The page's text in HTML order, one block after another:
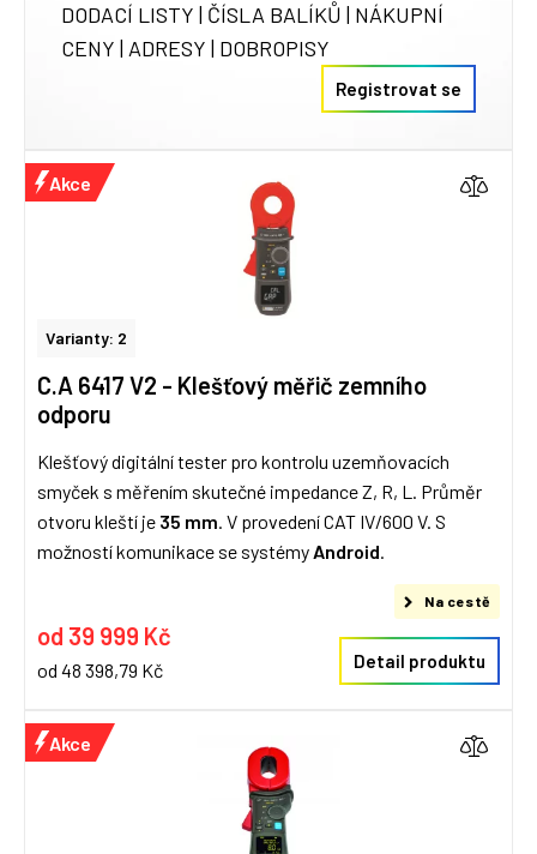
DODACÍ LISTY | ČÍSLA BALÍKŮ | NÁKUPNÍ
CENY | ADRESY | DOBROPISY
Registrovat se
Varianty: 2
C.A 6417 V2 - Klešťový měřič zemního
odporu
Klešťový digitální tester pro kontrolu uzemňovacích
smyček s měřením skutečné impedance Z, R, L. Průměr
otvoru kleští je 35 mm. V provedení CAT IV/600 V. S
možností komunikace se systémy Android.
Akce
od 39 999 Kč
od 48 398,79 Kč
Na cestě
Detail produktu
Akce